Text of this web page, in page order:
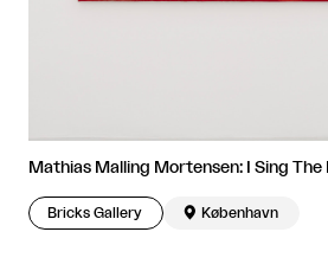
Mathias Malling Mortensen: I Sing
Bricks Gallery  København